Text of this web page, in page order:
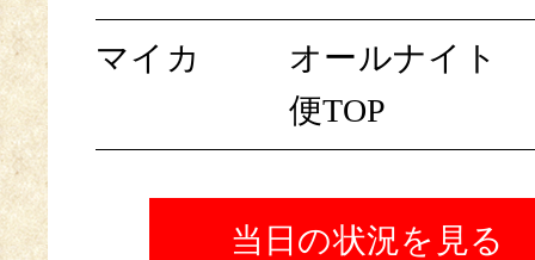
マイカ
オールナイト
便TOP
当日の状況を見る